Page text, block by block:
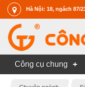
Hà Nội: 18, ngách 87/
Công cụ chung